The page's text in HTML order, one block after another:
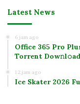
Latest News
6 jam ago
Office 365 Pro
Torrent Dow𝚗l𝚘аd
12 jam ago
Ice Skater 2026